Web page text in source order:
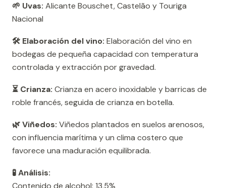
🌱 Uvas: Alicante Bouschet, Castelão y Touriga
Nacional
🛠️ Elaboración del vino: Elaboración del vino en
bodegas de pequeña capacidad con temperatura
controlada y extracción por gravedad.
⏳ Crianza: Crianza en acero inoxidable y barricas de
roble francés, seguida de crianza en botella.
🌿 Viñedos: Viñedos plantados en suelos arenosos,
con influencia marítima y un clima costero que
favorece una maduración equilibrada.
🧪 Análisis: